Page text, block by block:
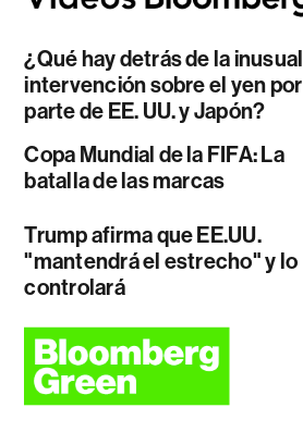
¿Qué hay detrás de la inusual
intervención sobre el yen por
parte de EE. UU. y Japón?
Copa Mundial de la FIFA: La
batalla de las marcas
Trump afirma que EE.UU.
"mantendrá el estrecho" y lo
controlará